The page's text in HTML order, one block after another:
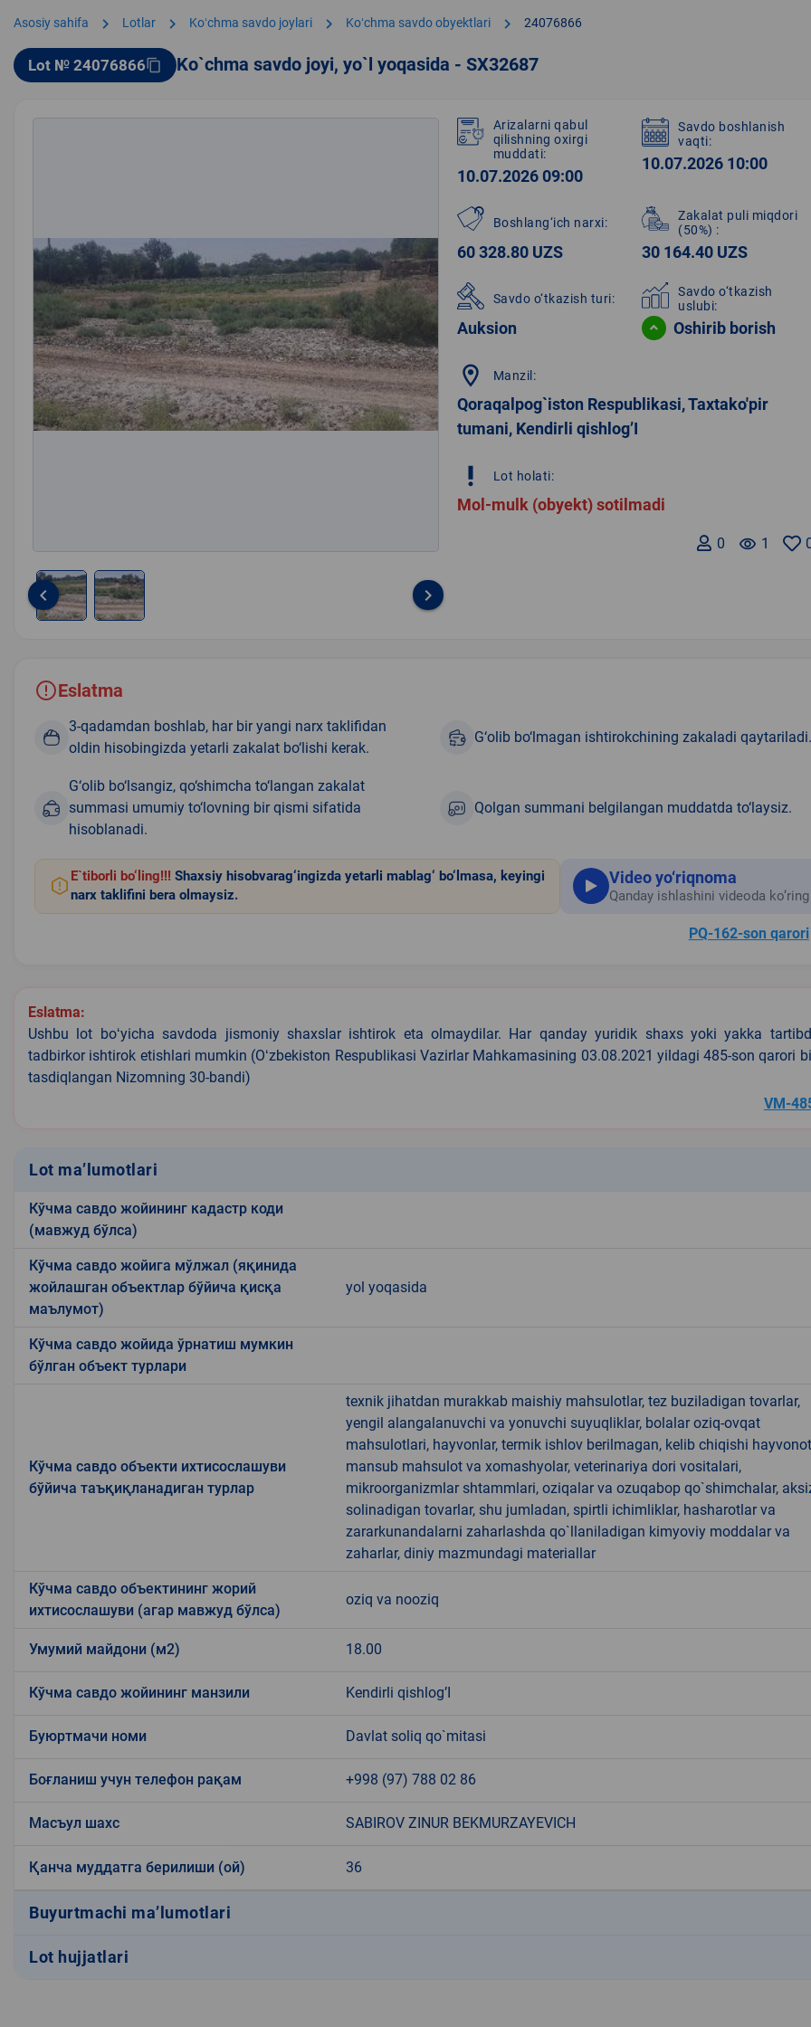
Asosiy sahifa chevron_right Lotlar chevron_right Koʻchma savdo joylari chevron_right Koʻchma savdo obyektlari chevron_right 24076866
Lot № 24076866content_copy Ko`chma savdo joyi, yo`l yoqasida - SX32687
2
keyboard_arrow_left keyboard_arrow_right
Arizalarni qabul
qilishning oxirgi
muddati:
10.07.2026 09:00
Savdo boshlanish
vaqti:
10.07.2026 10:00
Boshlang‘ich narxi:
60 328.80 UZS
Zakalat puli miqdori
(50%) :
30 164.40 UZS
Savdo o‘tkazish turi:
Auksion
Savdo o‘tkazish
uslubi:
Oshirib borish
location_on Manzil:
Qoraqalpog`iston Respublikasi, Taxtako'pir
tumani, Kendirli qishlog’I
priority_high Lot holati:
Mol-mulk (obyekt) sotilmadi
remove_red_eye 1
0
Eslatma
3-qadamdan boshlab, har bir yangi narx taklifidan
oldin hisobingizda yetarli zakalat bo‘lishi kerak.
G‘olib bo‘lmagan ishtirokchining zakaladi qaytariladi.
G‘olib bo‘lsangiz, qo‘shimcha to‘langan zakalat
summasi umumiy to‘lovning bir qismi sifatida
hisoblanadi.
Qolgan summani belgilangan muddatda to‘laysiz.
E`tiborli bo‘ling!!! Shaxsiy hisobvarag‘ingizda yetarli mablag‘ bo‘lmasa, keyingi
narx taklifini bera olmaysiz.
Video yo‘riqnoma
Qanday ishlashini videoda ko‘ring
PQ-162-son qarori
Eslatma:
Ushbu lot boʻyicha savdoda jismoniy shaxslar ishtirok eta olmaydilar. Har qanday yuridik shaxs yoki yakka
tadbirkor ishtirok etishlari mumkin (Oʻzbekiston Respublikasi Vazirlar Mahkamasining 03.08.2021 yildagi 485-son qarori
tasdiqlangan Nizomning 30-bandi)
VM-
Lot ma’lumotlari
Кўчма савдо жойининг кадастр коди
(мавжуд бўлса)
Кўчма савдо жойига мўлжал (яқинида
жойлашган объектлар бўйича қисқа
маълумот)
yol yoqasida
Кўчма савдо жойида ўрнатиш мумкин
бўлган объект турлари
Кўчма савдо объекти ихтисослашуви
бўйича таъқиқланадиган турлар
texnik jihatdan murakkab maishiy mahsulotlar, tez buziladigan tovarlar,
yengil alangalanuvchi va yonuvchi suyuqliklar, bolalar oziq-ovqat
mahsulotlari, hayvonlar, termik ishlov berilmagan, kelib chiqishi
mansub mahsulot va xomashyolar, veterinariya dori vositalari,
mikroorganizmlar shtammlari, oziqalar va ozuqabop qo`shimchalar,
solinadigan tovarlar, shu jumladan, spirtli ichimliklar, hasharotlar va
zararkunandalarni zaharlashda qo`llaniladigan kimyoviy moddalar va
zaharlar, diniy mazmundagi materiallar
Кўчма савдо объектининг жорий
ихтисослашуви (агар мавжуд бўлса)
oziq va nooziq
Умумий майдони (м2) 18.00
Кўчма савдо жойининг манзили Kendirli qishlog’I
Буюртмачи номи Davlat soliq qo`mitasi
Боғланиш учун телефон рақам +998 (97) 788 02 86
Масъул шахс SABIROV ZINUR BEKMURZAYEVICH
Қанча муддатга берилиши (ой) 36
Buyurtmachi ma’lumotlari
Lot hujjatlari